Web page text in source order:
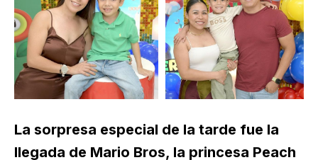
La sorpresa especial de la tarde fue la
llegada de Mario Bros, la princesa Peach